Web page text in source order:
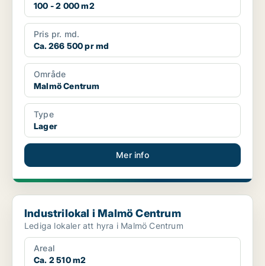
100 - 2 000 m2
Pris pr. md.
Ca. 266 500 pr md
Område
Malmö Centrum
Type
Lager
Mer info
Industrilokal i Malmö Centrum
Industrilokal i Malmö Centrum
Lediga lokaler att hyra i Malmö Centrum
Areal
Ca. 2 510 m2